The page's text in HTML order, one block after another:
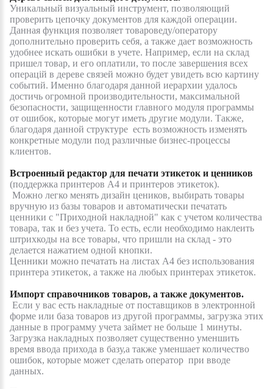
Уникальный визуальный инструмент, позволяющий
проверить цепочку документов для каждой операции.
Данная функция позволяет товароведу/оператору
дополнительно проверить себя, а также дает возможность
удобнее искать ошибки в учете. Например, если на склад
пришел товар, и его оплатили, то после завершения всех
операцій в дереве связей можно будет увидеть всю картину
событий. Именно благодаря данной иерархии удалось
достичь огромной производительности, максимальной
безопасности, защищенности главного модуля программы
от ошибок, которые могут иметь другие модули. Также,
благодаря данной структуре есть возможность изменять
конкретные модули под различные бизнес-процессы
клиентов.
Встроенный редактор для печати этикеток и ценников
(поддержка принтеров А4 и принтеров этикеток).
Можно легко менять дизайн цеников, выбирать товары
вручную из базы товаров и автоматически печатать
ценники с "Приходной накладной" как с учетом количества
товара, так и без учета. То есть, если необходимо наклеить
штрихкоды на все товары, что пришли на склад - это
делается нажатием одной кнопки.
Ценники можно печатать на листах А4 без использования
принтера этикеток, а также на любых принтерах этикеток.
Импорт справочников товаров, а также документов.
Если у вас есть накладные от поставщиков в электронной
форме или база товаров из другой программы, загрузка этих
данные в программу учета займет не больше 1 минуты.
Загрузка накладных позволяет существенно уменшить
время ввода прихода в базу,а также уменшает количество
ошибок, которые может сделать оператор при вводе
данных.